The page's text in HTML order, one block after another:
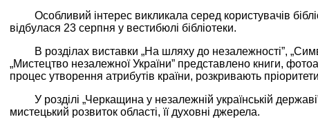
Особливий інтерес викликала серед користувачів
відбулася 23 серпня у вестибюлі бібліотеки.
В розділах виставки „На шляху до незалежності”,
„Мистецтво незалежної України” представлено книги,
процес утворення атрибутів країни, розкривають
У розділі „Черкащина у незалежній українській
мистецький розвиток області, її духовні джерела.